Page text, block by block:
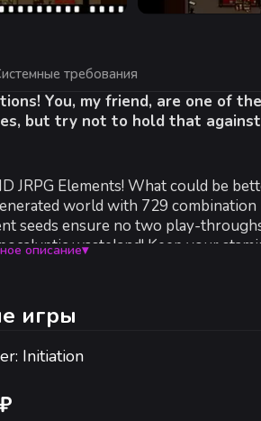
требования
You, my friend, are one of
but try not to hold that against
JRPG Elements! What could be
world with 729
seeds ensure no two play-
wasteland! Keep your
Cards!
slaying survival game with JRPG
описание▾
XP or above
Pentium 4 2.Ghz or above
игры
Initiation